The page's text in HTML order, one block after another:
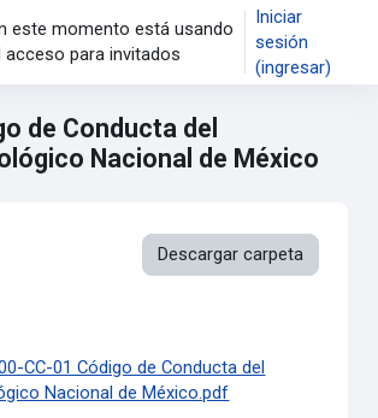
este momento está usando
acceso para invitados
Iniciar
sesión
(ingresar)
de Conducta del
Nacional de México
Descargar carpeta
CC-01 Código de Conducta del
Nacional de México.pdf